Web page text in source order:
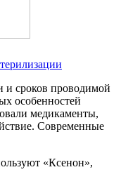
и сроков проводимой
особенностей
медикаменты,
Современные
«Ксенон»,